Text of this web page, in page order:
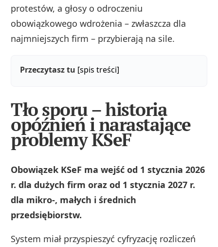
protestów, a głosy o odroczeniu
obowiązkowego wdrożenia – zwłaszcza dla
najmniejszych firm – przybierają na sile.
Przeczytasz tu [spis treści]
Tło sporu – historia
opóźnień i narastające
problemy KSeF
Obowiązek KSeF ma wejść od 1 stycznia 2026
r. dla dużych firm oraz od 1 stycznia 2027 r.
dla mikro-, małych i średnich
przedsiębiorstw.
System miał przyspieszyć cyfryzację rozliczeń